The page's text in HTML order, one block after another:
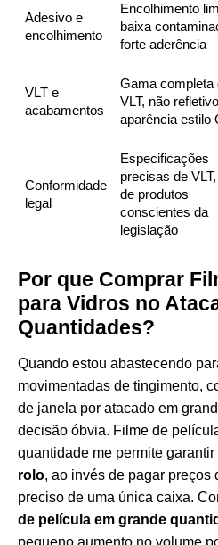
Adesivo e
encolhimento
Encolhimento
baixa
forte aderência
VLT e
acabamentos
Gama completa
VLT, não
aparência estilo
Conformidade
legal
Especificações
precisas de
de produtos
conscientes da
legislação
Por que Comprar
para Vidros no
Quantidades?
Quando estou abastecendo
movimentadas de tingimento,
de janela por atacado em
decisão óbvia. Filme de
quantidade me permite garantir
rolo, ao invés de pagar preços
preciso de uma única caixa.
de película em grande
pequeno aumento no volume